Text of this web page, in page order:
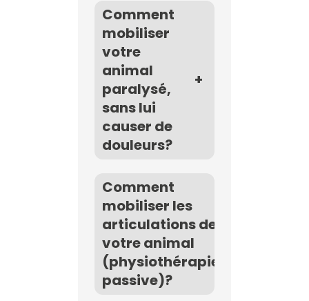
Comment
mobiliser
votre
animal
paralysé,
sans lui
causer de
douleurs?
+
Comment
mobiliser les
articulations de
votre animal
(physiothérapie
passive)?